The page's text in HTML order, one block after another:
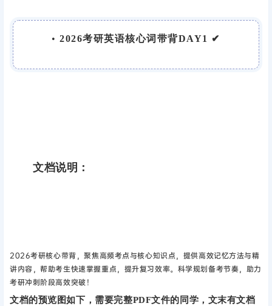
•2026考研英语核心词带背DAY1 ✔
文档说明：
2026考研核心带背，聚焦高频考点与核心知识点，提供高效记忆方法与精
讲内容，帮助考生快速掌握重点，提升复习效率。科学规划备考节奏，助力
考研冲刺阶段高效突破！
文档的预览图如下，需要完整PDF文件的同学，文末有文档